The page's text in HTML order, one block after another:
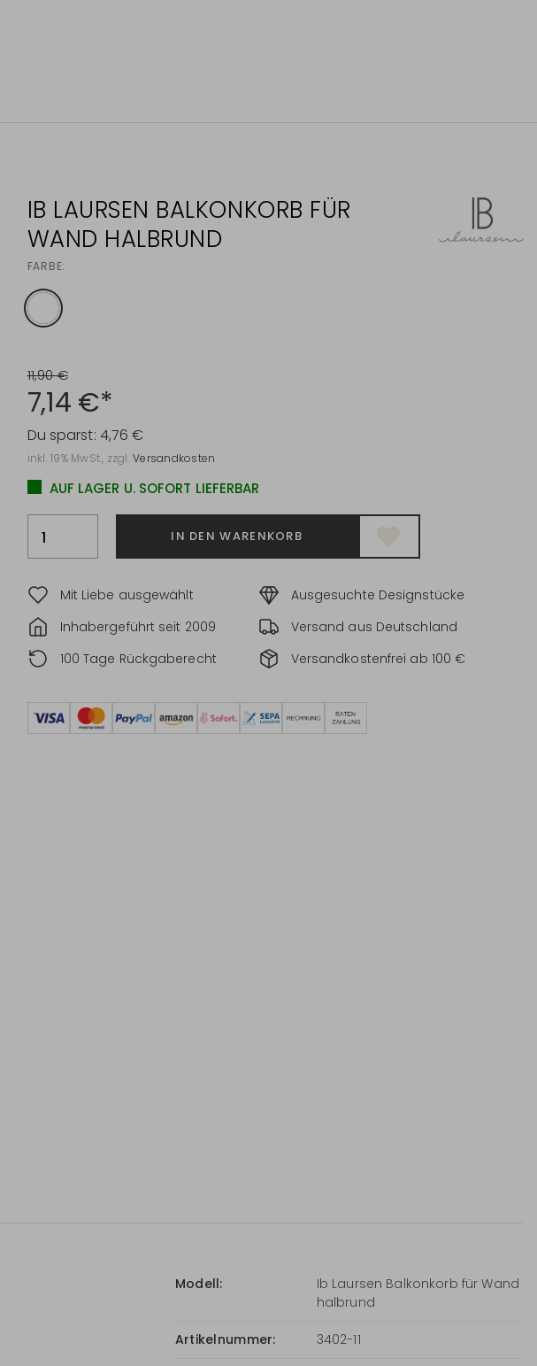
IB LAURSEN BALKONKORB FÜR
WAND HALBRUND
FARBE:
11,90 €
7,14 €*
Du sparst: 4,76 €
inkl. 19% MwSt., zzgl.Versandkosten
AUF LAGER U. SOFORT LIEFERBAR
IN DEN WARENKORB
Mit Liebe ausgewählt
Ausgesuchte Designstücke
Inhabergeführt seit 2009
Versand aus Deutschland
100 Tage Rückgaberecht
Versandkostenfrei ab 100 €
Modell:
Ib Laursen Balkonkorb für Wand
halbrund
Artikelnummer: 3402-11